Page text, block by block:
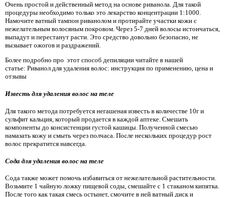
Очень простой и действенный метод на основе риванола. Для такой
процедуры необходимо только это лекарство концентрации 1:1000.
Намочите ватный тампон риванолом и протирайте участки кожи с
нежелательным волосяным покровом. Через 5-7 дней волосы истончаться,
выпадут и перестанут расти. Это средство довольно безопасно, не
вызывает ожогов и раздражений.
Более подробно про этот способ депиляции читайте в нашей
статье: Риванол для удаления волос: инструкция по применению, цена и
отзывы
Известь для удаления волос на теле
Для такого метода потребуется негашеная известь в количестве 10г и
сульфит кальция, который продается в каждой аптеке. Смешать
компоненты до консистенции густой кашицы. Полученной смесью
намазать кожу и смыть через полчаса. После нескольких процедур рост
волос прекратится навсегда.
Сода для удаления волос на теле
Сода также может помочь избавиться от нежелательной растительности.
Возьмите 1 чайную ложку пищевой соды, смешайте с 1 стаканом кипятка.
После того как такая смесь остынет, смочите в ней ватный диск и